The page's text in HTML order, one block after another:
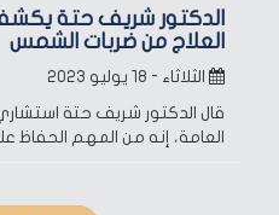
الدكتور شريف حتة
العلاج من ضربات الشمس
الثلاثاء - ١٨ يوليو ٢٠٢٣
قال الدكتور شريف حتة
العامة، إنه من المهم